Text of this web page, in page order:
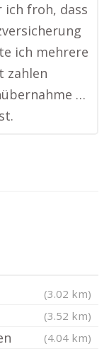
ich froh, dass
ich mehrere
zahlen
…
(3.02 km)
(3.52 km)
(4.04 km)